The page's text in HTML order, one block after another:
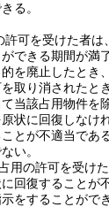
る。
許可を受けた者は
できる期間が満
を廃止したとき
取り消されたと
当該占用物件を
状に回復しなけ
とが不適当であ
い。
用の許可を受けた
回復することが
をすることができ